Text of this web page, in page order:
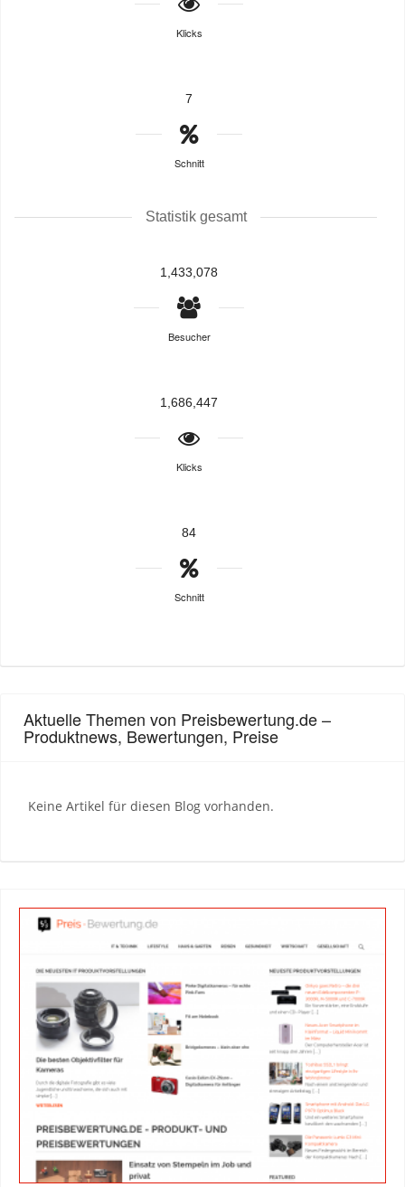
Klicks
7
Schnitt
Statistik gesamt
1,433,078
Besucher
1,686,447
Klicks
84
Schnitt
Aktuelle Themen von Preisbewertung.de –
Produktnews, Bewertungen, Preise
Keine Artikel für diesen Blog vorhanden.